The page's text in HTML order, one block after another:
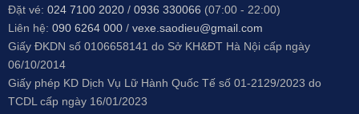
Đặt vé: 024 7100 2020 / 0936 330066 (07:00 - 22:00)
Liên hệ: 090 6264 000 / vexe.saodieu@gmail.com
Giấy ĐKDN số 0106658141 do Sở KH&ĐT Hà Nội cấp ngày
06/10/2014
Giấy phép KD Dịch Vụ Lữ Hành Quốc Tế số 01-2129/2023 do
TCDL cấp ngày 16/01/2023